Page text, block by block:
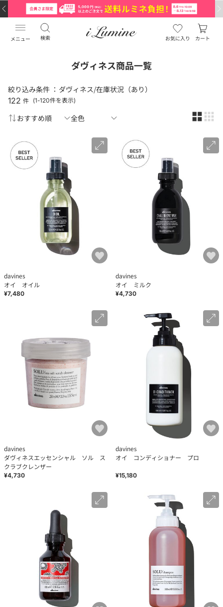
メニュー 検索 お気に入り カート
ダヴィネス商品一覧
絞り込み条件 ： ダヴィネス/在庫状況（あり）
122 件 (1-120件を表示)
davines
オイ オイル
¥7,480
davines
オイ ミルク
¥4,730
davines
ダヴィネスエッセンシャル ソル ス
クラブクレンザー
¥4,730
davines
オイ コンディショナー プロ
¥15,180